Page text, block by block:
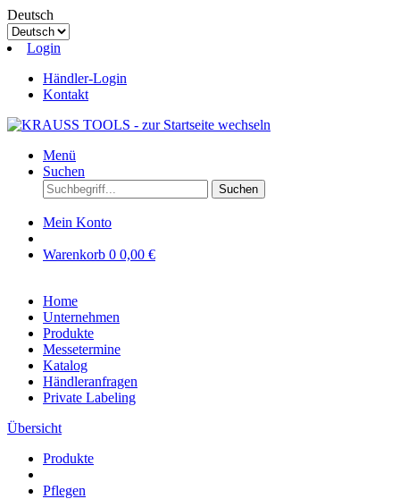
Deutsch
Login
Händler-Login
Kontakt
Menü
Suchen
Suchen
Mein Konto
Warenkorb 0 0,00 €
Home
Unternehmen
Produkte
Messetermine
Katalog
Händleranfragen
Private Labeling
Übersicht
Produkte
Pflegen